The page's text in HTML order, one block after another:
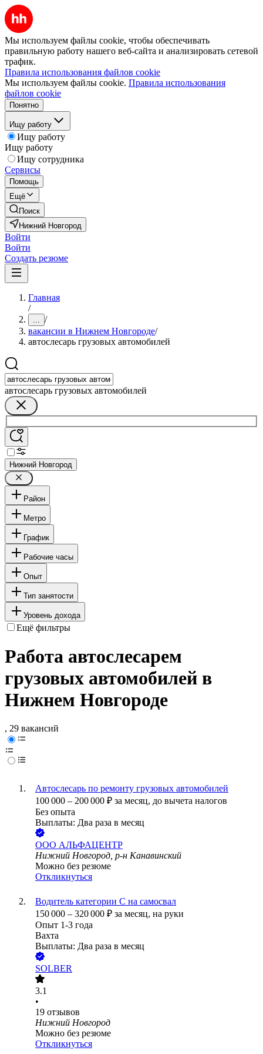
Мы используем файлы cookie, чтобы обеспечивать
правильную работу нашего веб-сайта и анализировать сетевой
трафик.
Правила использования файлов cookie
Мы используем файлы cookie. Правила использования
файлов cookie
Понятно
Ищу работу
Ищу работу
Ищу работу
Ищу сотрудника
Сервисы
Помощь
Ещё
Поиск
Нижний Новгород
Войти
Войти
Создать резюме
Главная
/
... /
вакансии в Нижнем Новгороде/
автослесарь грузовых автомобилей
автослесарь грузовых автомобилей
Нижний Новгород
Район
Метро
График
Рабочие часы
Опыт
Тип занятости
Уровень дохода
Ещё фильтры
Работа автослесарем
грузовых автомобилей в
Нижнем Новгороде
, 29 вакансий
Автослесарь по ремонту грузовых автомобилей
100 000 – 200 000 ₽ за месяц, до вычета налогов
Без опыта
Выплаты: Два раза в месяц
ООО АЛЬФАЦЕНТР
Нижний Новгород, р-н Канавинский
Можно без резюме
Откликнуться
Водитель категории С на самосвал
150 000 – 320 000 ₽ за месяц, на руки
Опыт 1-3 года
Вахта
Выплаты: Два раза в месяц
SOLBER
3.1
•
19 отзывов
Нижний Новгород
Можно без резюме
Откликнуться